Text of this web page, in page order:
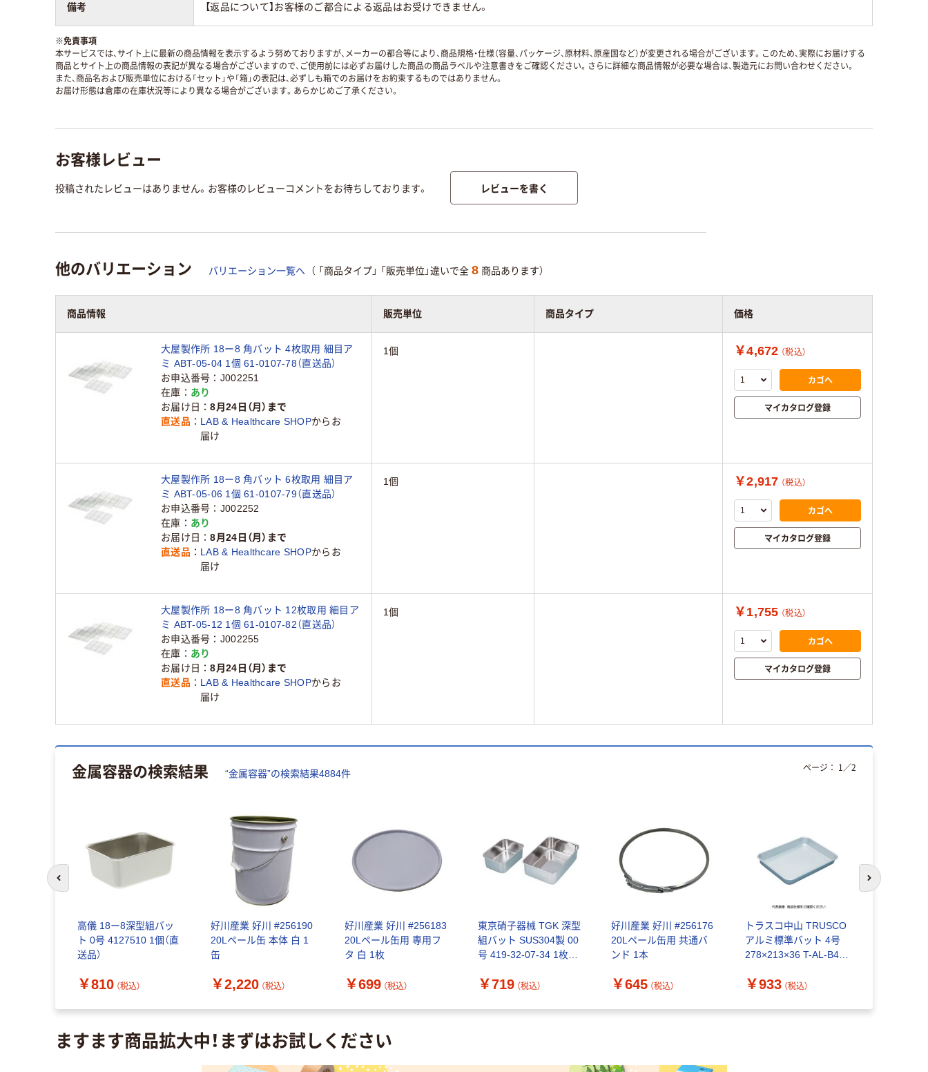
備考 【返品について】お客様のご都合による返品はお受けできません。
※免責事項
本サービスでは、サイト上に最新の商品情報を表示するよう努めておりますが、メーカーの都合等により、商品規格・仕様（容量、パッケージ、原材料、原産国など）が変更される場合がございます。このため、実際にお届けする
商品とサイト上の商品情報の表記が異なる場合がございますので、ご使用前には必ずお届けした商品の商品ラベルや注意書きをご確認ください。さらに詳細な商品情報が必要な場合は、製造元にお問い合わせください。
また、商品名および販売単位における「セット」や「箱」の表記は、必ずしも箱でのお届けをお約束するものではありません。
お届け形態は倉庫の在庫状況等により異なる場合がございます。あらかじめご了承ください。
お客様レビュー
投稿されたレビューはありません。お客様のレビューコメントをお待ちしております。 レビューを書く
他のバリエーション バリエーション一覧へ （ 「商品タイプ」 「販売単位」違いで全 8 商品あります）
商品情報 販売単位 商品タイプ 価格
大屋製作所 18ー8 角バット 4枚取用 細目ア
ミ ABT-05-04 1個 61-0107-78（直送品）
お申込番号
J002251
在庫
あり
お届け日
8月24日（月）まで
直送品
LAB & Healthcare SHOPからお
届け
1個 ￥4,672 （税込）
カゴへ
マイカタログ登録
大屋製作所 18ー8 角バット 6枚取用 細目ア
ミ ABT-05-06 1個 61-0107-79（直送品）
お申込番号
J002252
在庫
あり
お届け日
8月24日（月）まで
直送品
LAB & Healthcare SHOPからお
届け
1個 ￥2,917 （税込）
カゴへ
マイカタログ登録
大屋製作所 18ー8 角バット 12枚取用 細目ア
ミ ABT-05-12 1個 61-0107-82（直送品）
お申込番号
J002255
在庫
あり
お届け日
8月24日（月）まで
直送品
LAB & Healthcare SHOPからお
届け
1個 ￥1,755 （税込）
カゴへ
マイカタログ登録
金属容器の検索結果 “金属容器”の検索結果4884件
高儀 18ー8深型組バッ
ト 0号 4127510 1個（直
送品）
￥810 （税込）
好川産業 好川 #256190
20Lペール缶 本体 白 1
缶
￥2,220 （税込）
好川産業 好川 #256183
20Lペール缶用 専用フ
タ 白 1枚
￥699 （税込）
東京硝子器械 TGK 深型
組バット SUS304製 00
号 419-32-07-34 1枚
￥719 （税込）
好川産業 好川 #256176
20Lペール缶用 共通バ
ンド 1本
￥645 （税込）
トラスコ中山 TRUSCO
アルミ標準バット 4号
278×213×36 T-AL-B4 1
￥933 （税込）
ページ： 1 ／2
前のスライドへ 次のスライド
ますます商品拡大中！まずはお試しください